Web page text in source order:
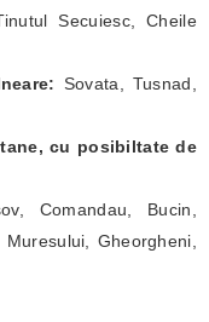
Secuiesc, Cheile
Sovata, Tusnad,
cu posibiltate de
Comandau, Bucin,
Gheorgheni,